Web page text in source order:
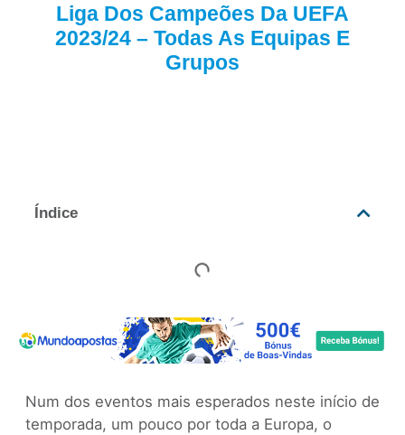
Liga Dos Campeões Da UEFA
2023/24 – Todas As Equipas E
Grupos
Índice
Num dos eventos mais esperados neste início de
temporada, um pouco por toda a Europa, o